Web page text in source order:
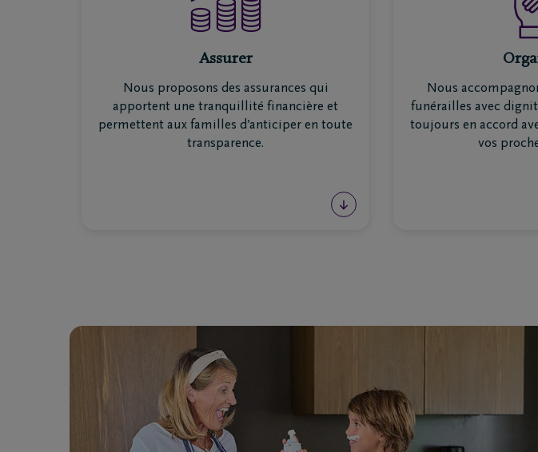
Assurer
Nous proposons des assurances qui
apportent une tranquillité financière et
permettent aux familles d’anticiper en toute
transparence.
famille protégée des frais funéraires ? Avec
les assurances de DELA, vous optez pour la
sécurité financière et un accompagnement
concret, quand cela compte vraiment.
Nous
funérailles avec
toujours en accord
vos
funéraires, où nos
disponibles jour
accompagner et
votre